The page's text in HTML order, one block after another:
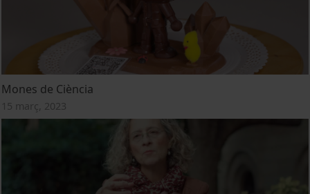
Mones de Ciència
15 març, 2023